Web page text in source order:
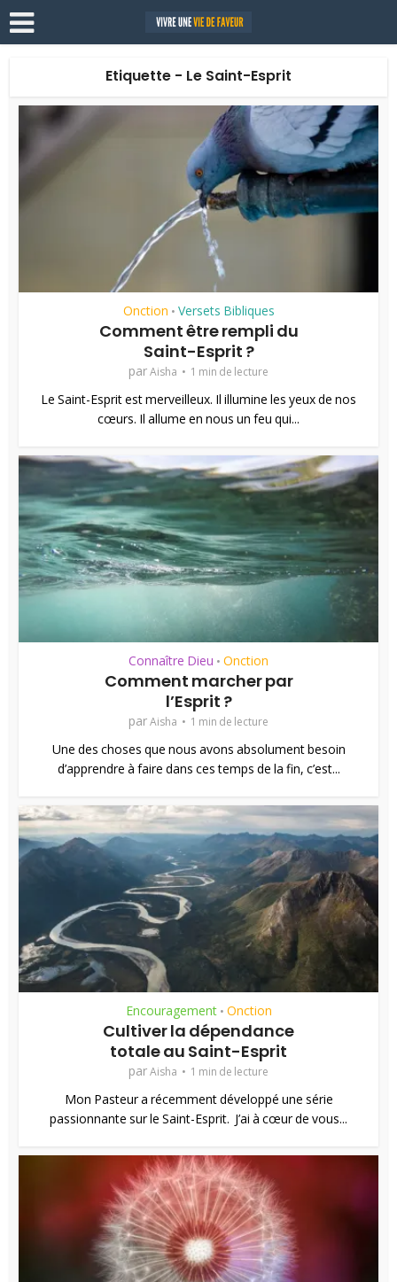
Etiquette - Le Saint-Esprit
Onction • Versets Bibliques
Comment être rempli du
Saint-Esprit ?
parAisha 1 min de lecture
Le Saint-Esprit est merveilleux. Il illumine les yeux de nos
cœurs. Il allume en nous un feu qui...
Connaître Dieu • Onction
Comment marcher par
l’Esprit ?
parAisha 1 min de lecture
Une des choses que nous avons absolument besoin
d’apprendre à faire dans ces temps de la fin, c’est...
Encouragement • Onction
Cultiver la dépendance
totale au Saint-Esprit
parAisha 1 min de lecture
Mon Pasteur a récemment développé une série
passionnante sur le Saint-Esprit. J’ai à cœur de vous...